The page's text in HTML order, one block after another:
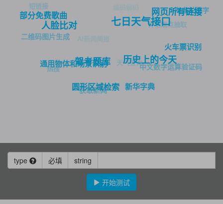
通用物体和场景识别
圆形区域检索
驾考题库
人脸比对
部分免费歌曲
二维码图片生成
热搜
获取新闻 新华字典
历史上的今天
七日天气接口
短链接
AI新闻简报
天气查询中文数字运算验证码
火车票识别
网页所有链接
评论观点抽取
淘宝关键字
type 必填 string
开始测试